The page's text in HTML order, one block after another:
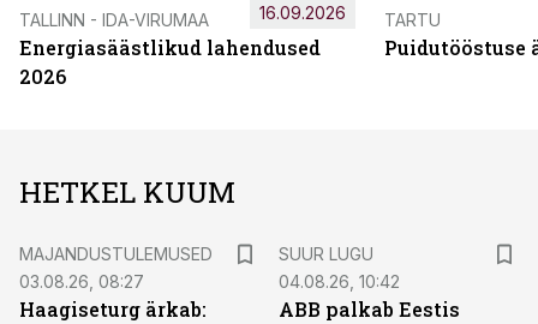
TALLINN - IDA-VIRUMAA
Energiasäästlikud lahendused
2026
16.09.2026 TARTU
Puidutööstuse
HETKEL KUUM
MAJANDUSTULEMUSED
03.08.26, 08:27
Haagiseturg ärkab:
SUUR LUGU
04.08.26, 10:42
ABB palkab Eestis